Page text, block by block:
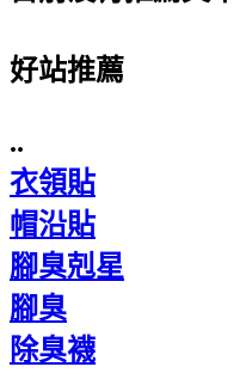
好站推薦
..
衣領貼
帽沿貼
腳臭剋星
腳臭
除臭襪